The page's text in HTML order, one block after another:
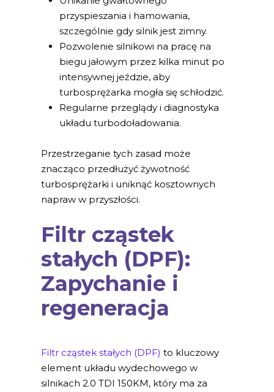
przyspieszania i hamowania,
szczególnie gdy silnik jest zimny.
Pozwolenie silnikowi na pracę na
biegu jałowym przez kilka minut po
intensywnej jeździe, aby
turbosprężarka mogła się schłodzić.
Regularne przeglądy i diagnostyka
układu turbodoładowania.
Przestrzeganie tych zasad może
znacząco przedłużyć żywotność
turbosprężarki i uniknąć kosztownych
napraw w przyszłości.
Filtr cząstek
stałych (DPF):
Zapychanie i
regeneracja
Filtr cząstek stałych (DPF) to kluczowy
element układu wydechowego w
silnikach 2.0 TDI 150KM, który ma za